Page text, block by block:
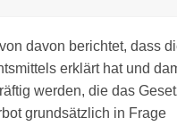
davon berichtet, dass
erklärt hat und
werden, die das
grundsätzlich in Frage